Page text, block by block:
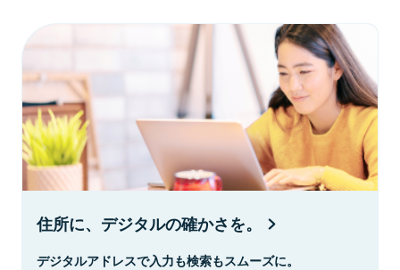
住所に、デジタルの確かさを。
デジタルアドレスで入力も検索もスムーズに。